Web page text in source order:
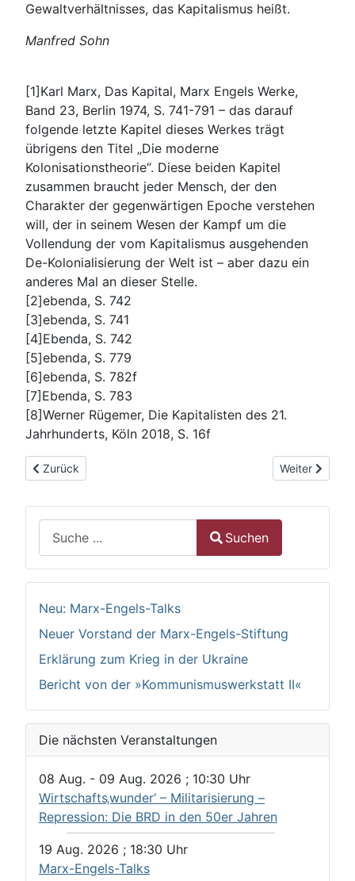
Gewaltverhältnisses, das Kapitalismus heißt.
Manfred Sohn
[1]Karl Marx, Das Kapital, Marx Engels Werke,
Band 23, Berlin 1974, S. 741-791 – das darauf
folgende letzte Kapitel dieses Werkes trägt
übrigens den Titel „Die moderne
Kolonisationstheorie“. Diese beiden Kapitel
zusammen braucht jeder Mensch, der den
Charakter der gegenwärtigen Epoche verstehen
will, der in seinem Wesen der Kampf um die
Vollendung der vom Kapitalismus ausgehenden
De-Kolonialisierung der Welt ist – aber dazu ein
anderes Mal an dieser Stelle.
[2]ebenda, S. 742
[3]ebenda, S. 741
[4]Ebenda, S. 742
[5]ebenda, S. 779
[6]ebenda, S. 782f
[7]Ebenda, S. 783
[8]Werner Rügemer, Die Kapitalisten des 21.
Jahrhunderts, Köln 2018, S. 16f
Vorheriger Beitrag: „… die Vernichtung des auf eigner Arbeit
Zurück Nächster
Weiter
Suchen
Neu: Marx-Engels-Talks
Neuer Vorstand der Marx-Engels-Stiftung
Erklärung zum Krieg in der Ukraine
Bericht von der »Kommunismuswerkstatt II«
Die nächsten Veranstaltungen
08 Aug. - 09 Aug. 2026 ; 10:30 Uhr
Wirtschafts‚wunder‘ – Militarisierung –
Repression: Die BRD in den 50er Jahren
19 Aug. 2026 ; 18:30 Uhr
Marx-Engels-Talks